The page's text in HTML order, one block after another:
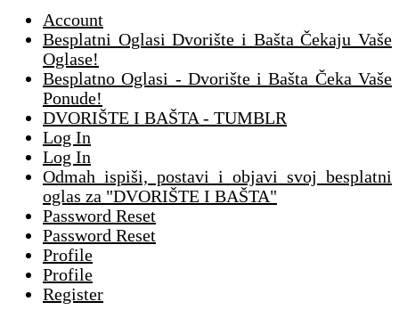
Account
Besplatni Oglasi Dvorište i Bašta Čekaju Vaše
Oglase!
Besplatno Oglasi - Dvorište i Bašta Čeka Vaše
Ponude!
DVORIŠTE I BAŠTA - TUMBLR
Log In
Log In
Odmah ispiši, postavi i objavi svoj besplatni
oglas za "DVORIŠTE I BAŠTA"
Password Reset
Password Reset
Profile
Profile
Register